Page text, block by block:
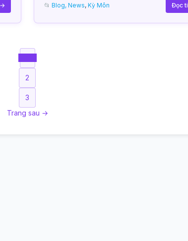
📂 Blog, News, Kỳ Môn Đọc
2
3
Trang sau →